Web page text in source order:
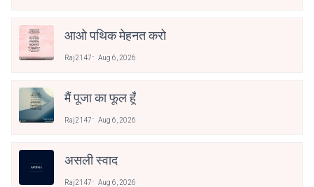
आओ पथिक मेहनत करो
Raj2147 Aug 6, 2026
मैं पूजा का फूल हूँ
Raj2147 Aug 6, 2026
असली स्वाद
Raj2147 Aug 6, 2026